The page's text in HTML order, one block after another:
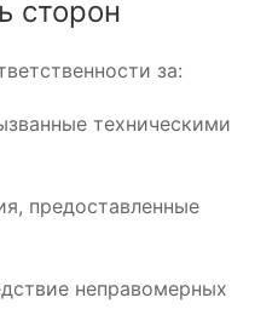
сторон
за:
техническими
предоставленные
неправомерных